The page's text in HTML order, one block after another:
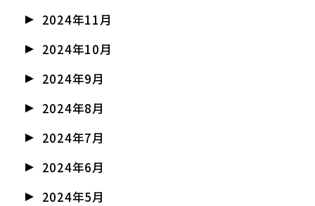
2024年11月
2024年10月
2024年9月
2024年8月
2024年7月
2024年6月
2024年5月